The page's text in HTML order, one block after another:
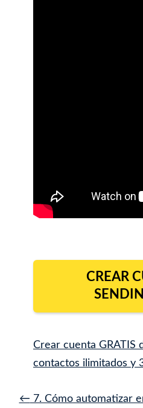
CREAR
Crear cuenta GRATIS
contactos ilimitados y
7. Cómo automatizar